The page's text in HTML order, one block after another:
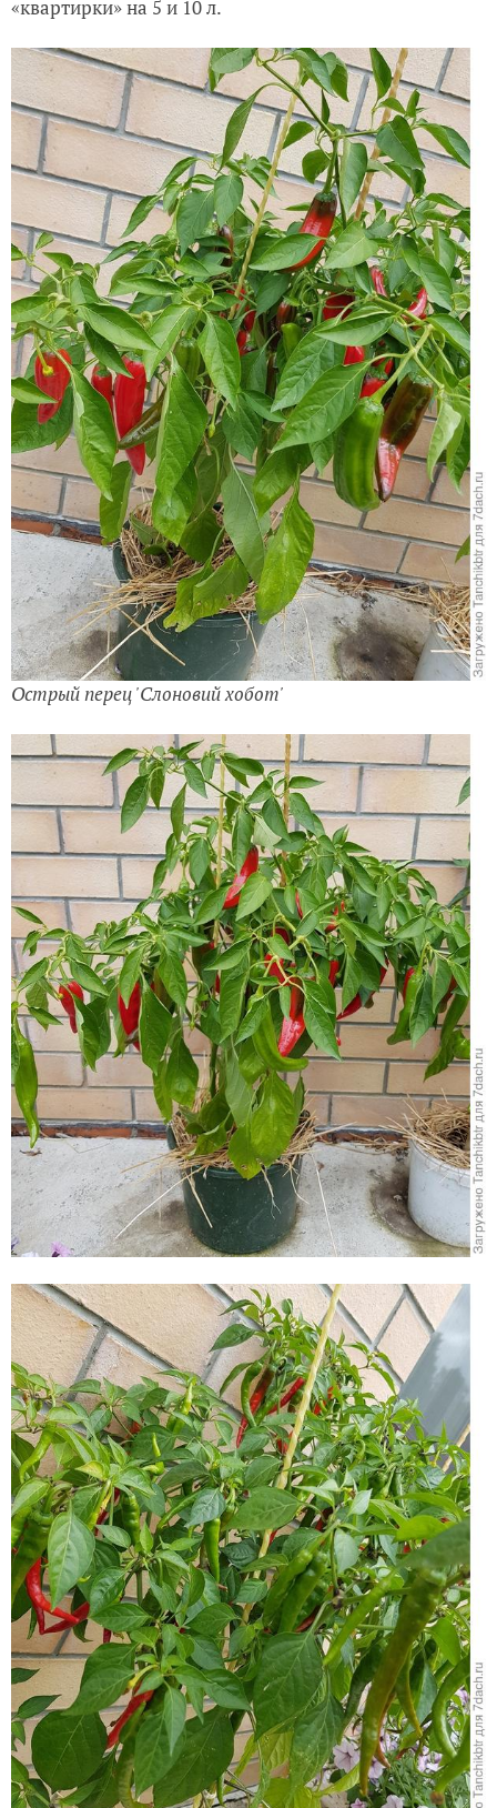
«квартирки» на 5 и 10 л.
Острый перец 'Слоновий хобот'